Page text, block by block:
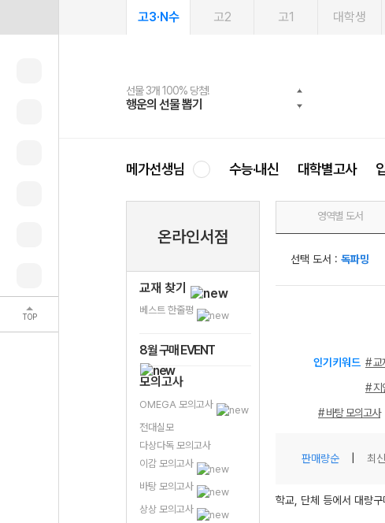
TOP
고3·N수 고2 고1 대학생
선물 3개 100% 당첨!
행운의 선물 뽑기
선물 100% 증정!
메가스터디 X 올리브
여름방학 스터디 캐시백
메가런 썸머스쿨
2027 러셀 단과
강사 공개선발
스마트러닝앱
설문 EVENT
메가패스
3일 무료 체험권
메가패스 수강생 무료혜택!
메가클럽 멤버십
사회공헌 캠페인
희망이룸 메가나눔
메가선생님 수능·내신 대학별고사
온라인서점
교재 찾기
베스트 한줄평
8월 구매 EVENT
모의고사
OMEGA 모의고사
전대실모
다상다독 모의고사
이감 모의고사
바탕 모의고사
상상 모의고사
영역별 도서
선택 도서 : 독파밍
인기키워드 # 교
# 지
# 바탕 모의고사
판매량순 최
학교, 단체 등에서 대량